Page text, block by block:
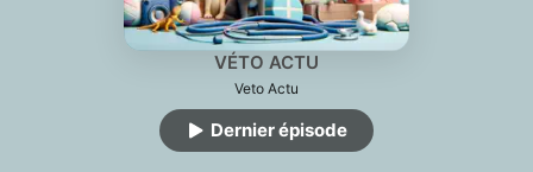
VÉTO ACTU
Veto Actu
Dernier épisode